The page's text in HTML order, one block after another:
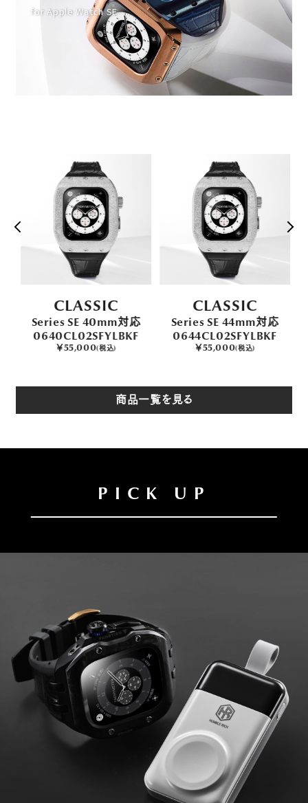
for Apple Watch SE
CLASSIC
Series SE 40mm対応
0640CL02SFYLBKF
￥55,000(税込)
CLASSIC
Series SE 44mm対応
0644CL02SFYLBKF
￥55,000(税込)
商品一覧を見る
PICK UP